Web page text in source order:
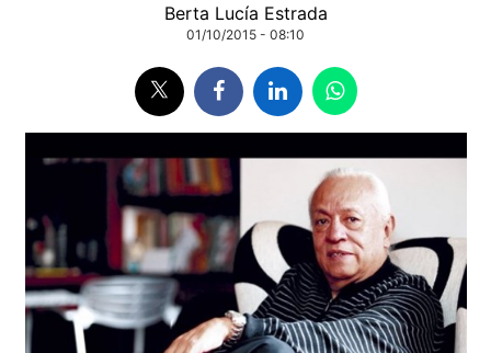
Berta Lucía Estrada
01/10/2015 - 08:10